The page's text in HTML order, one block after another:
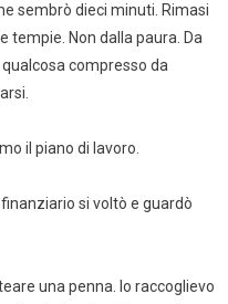
sembrò dieci minuti. Rimasi
tempie. Non dalla paura. Da
compresso da
il piano di lavoro.
si voltò e guardò
una penna. Io raccoglievo